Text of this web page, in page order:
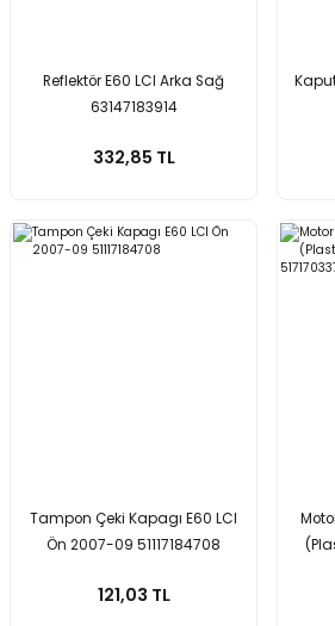
Reflektör E60 LCI Arka Sağ
63147183914
332,85 TL
Tampon Çeki Kapagı E60 LCI
Ön 2007-09 51117184708
121,03 TL